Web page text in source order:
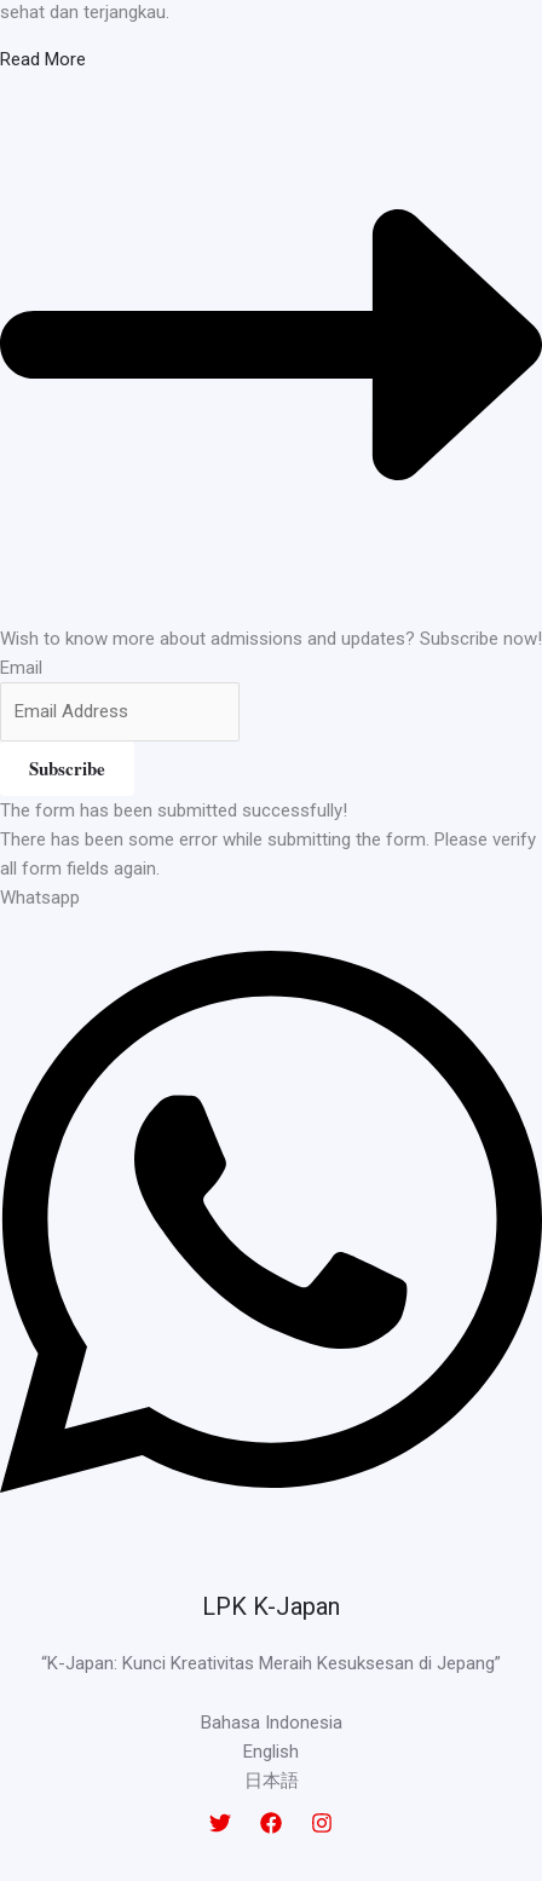
sehat dan terjangkau.
Read More
Wish to know more about admissions and updates? Subscribe now!
Email
Subscribe
The form has been submitted successfully!
There has been some error while submitting the form. Please verify
all form fields again.
Whatsapp
LPK K-Japan
“K-Japan: Kunci Kreativitas Meraih Kesuksesan di Jepang”
Bahasa Indonesia
English
日本語